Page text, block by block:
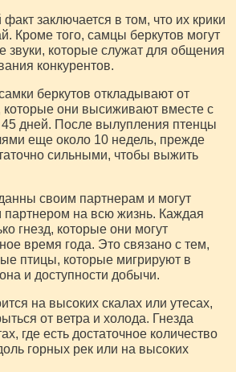
заключается в том, что их крики
Кроме того, самцы беркутов могут
звуки, которые служат для общения
конкурентов.
беркутов откладывают от
которые они высиживают вместе с
дней. После вылупления птенцы
еще около 10 недель, прежде
сильными, чтобы выжить
своим партнерам и могут
партнером на всю жизнь. Каждая
гнезд, которые они могут
время года. Это связано с тем,
птицы, которые мигрируют в
и доступности добычи.
на высоких скалах или утесах,
от ветра и холода. Гнезда
где есть достаточное количество
горных рек или на высоких